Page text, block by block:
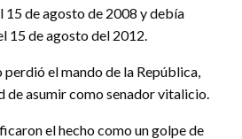
15 de agosto de 2008 y debía
15 de agosto del 2012.
perdió el mando de la República,
de asumir como senador vitalicio.
el hecho como un golpe de